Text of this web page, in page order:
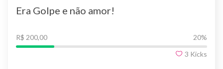
Era Golpe e não amor!
R$ 200,00 20%
3 Kicks